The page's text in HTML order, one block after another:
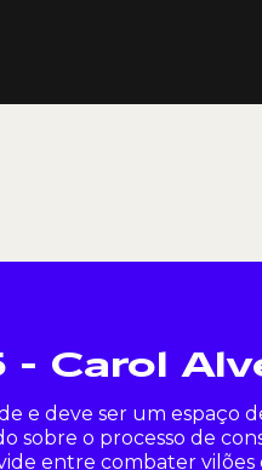
- Carol
e deve ser um espaço
sobre o processo de
entre combater vilões